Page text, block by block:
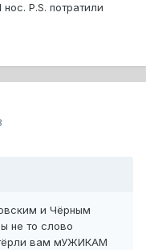
P.S. потратили
и Чёрным
не то слово
вам мУЖИКАМ